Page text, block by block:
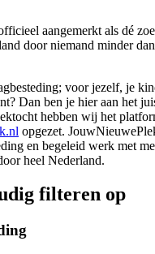
aangemerkt als dé
door niemand minder
voor jezelf, je
Dan ben je hier aan het
hebben wij het
opgezet.
en begeleid werk met
heel Nederland.
filteren op